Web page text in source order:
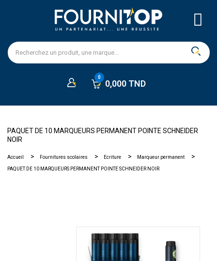
0,000 TND
PAQUET DE 10 MARQUEURS PERMANENT POINTE SCHNEIDER
NOIR
Accueil Fournitures scolaires Ecriture Marqueur permanent
PAQUET DE 10 MARQUEURS PERMANENT POINTE SCHNEIDER NOIR